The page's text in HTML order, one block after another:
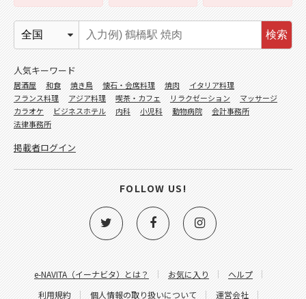
e-NAVITA（イーナビタ）とは？ お気に入り
ヘルプ
利用規約
個人情報の取り扱いについて 運営会社
検索
人気キーワード
居酒屋 和食 焼き鳥 懐石・会席料理 焼肉
イタリア料理
フランス料理
アジア料理 喫茶・カフェ リラクゼーション
マッサージ
カラオケ
ビジネスホテル 内科 小児科 動物病院
会計事務所
法律事務所
掲載者ログイン
FOLLOW US!